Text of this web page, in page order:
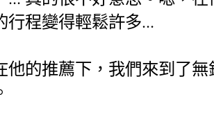
行程變得輕鬆許多...
他的推薦下，我們來到了